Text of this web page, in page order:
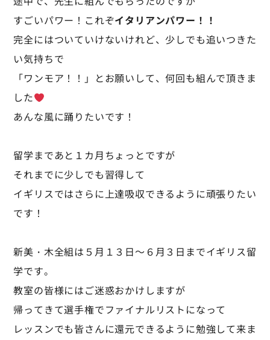
すごいパワー！これぞイタリアンパワー！！
完全にはついていけないけれど、少しでも追いつきた
い気持ちで
「ワンモア！！」とお願いして、何回も組んで頂きま
した
あんな風に踊りたいです！
留学まであと１カ月ちょっとですが
それまでに少しでも習得して
イギリスではさらに上達吸収できるように頑張りたい
です！
新美・木全組は５月１３日～６月３日までイギリス留
学です。
教室の皆様にはご迷惑おかけしますが
帰ってきて選手権でファイナルリストになって
レッスンでも皆さんに還元できるように勉強して来ま